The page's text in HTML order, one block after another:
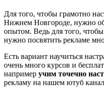
Для того, чтобы грамотно
Нижнем Новгороде, нужно
опытом. Ведь для того, чтобы
нужно посвятить рекламе
Есть вариант научиться
очень много курсов и
например учим точечно
рекламу на нашем ютуб